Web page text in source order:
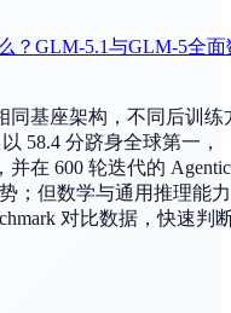
？GLM-5.1与GLM-5全面
同基座架构，不同后训练
58.4 分跻身全球第一，
并在 600 轮迭代的 Agentic
；但数学与通用推理能
对比数据，快速判